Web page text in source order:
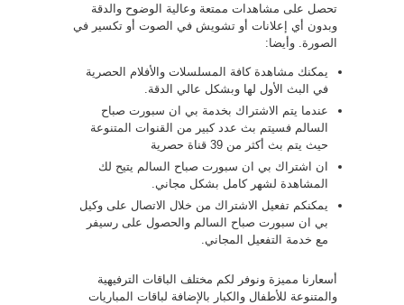
تحصل على مشاهدات ممتعة وعالية الوضوح والدقة
وبدون أي إعلانات أو تشويش في الصوت أو تكسير في
الصورة. وأيضا:
يمكنك مشاهدة كافة المسلسلات والأفلام الحصرية
في البث الأول لها وبشكل عالي الدقة.
عندما يتم الاشتراك بخدمة بي ان سبورت صباح
السالم فسيتم بث عدد كبير من القنوات المتنوعة
حيث يتم بث أكثر من 39 قناة حصرية
ان اشتراك بي ان سبورت صباح السالم يتيح لك
المشاهدة لشهر كامل بشكل مجاني.
يمكنكم تفعيل الاشتراك من خلال الاتصال على وكيل
بي ان سبورت صباح السالم والحصول على رسيفر
مع خدمة التفعيل المجاني.
أسعارنا مميزة ونوفر لكم مختلف الباقات الترفيهية
والمتنوعة للأطفال والكبار بالإضافة لباقات المباريات